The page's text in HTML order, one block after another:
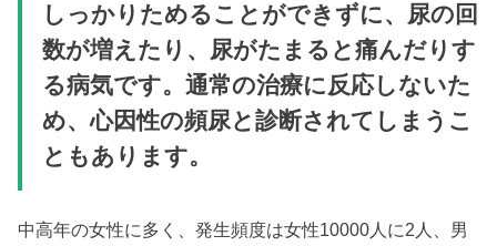
しっかりためることができずに、尿の回
数が増えたり、尿がたまると痛んだりす
る病気です。通常の治療に反応しないた
め、心因性の頻尿と診断されてしまうこ
ともあります。
中高年の女性に多く、発生頻度は女性10000人に2人、男